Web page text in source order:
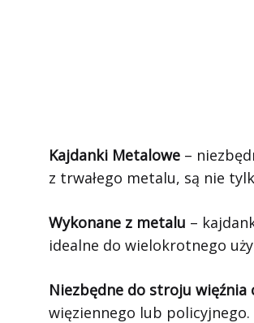
Kajdanki Metalowe –
z trwałego metalu, są nie
Wykonane z metalu –
idealne do wielokrotnego
Niezbędne do stroju więźnia
więziennego lub